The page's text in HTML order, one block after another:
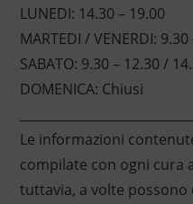
LUNEDI: 14.30 – 19.00
MARTEDI / VENERDI:
SABATO: 9.30 – 12.30 /
DOMENICA: Chiusi
Le informazioni
compilate con ogni cura
tuttavia, a volte